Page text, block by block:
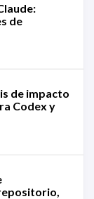
de
de impacto
Codex y